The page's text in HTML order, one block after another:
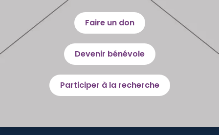
Faire un don
Devenir bénévole
Participer à la recherche